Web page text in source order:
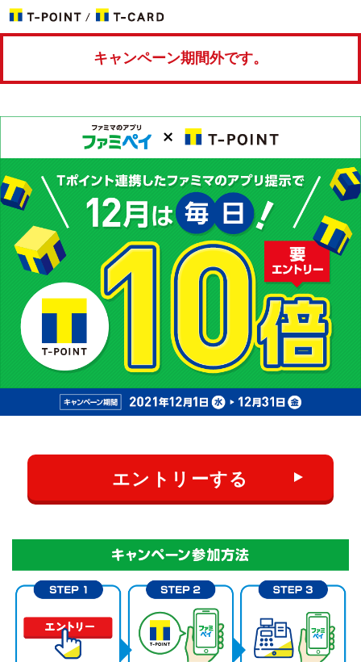
キャンペーン期間外です。
エントリーする